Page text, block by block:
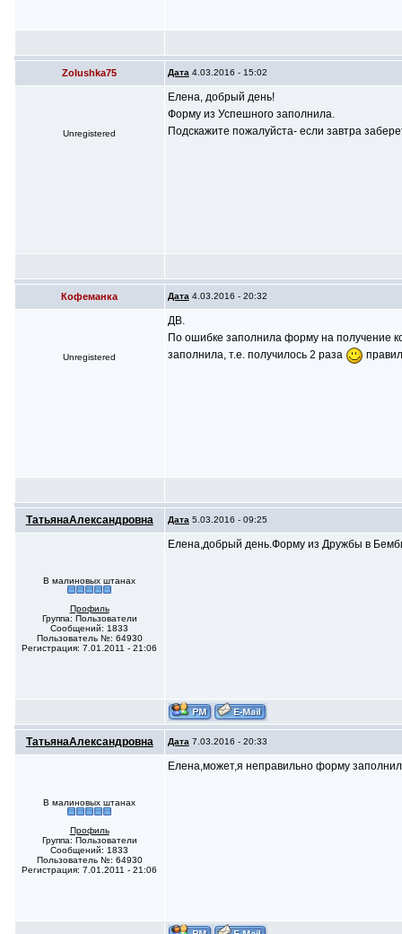
Zolushka75 Дата 4.03.2016 - 15:02
Unregistered
Елена, добрый день!
Форму из Успешного заполнила.
Подскажите пожалуйста- если завтра
Кофеманка Дата 4.03.2016 - 20:32
Unregistered
ДВ.
По ошибке заполнила форму на получение
заполнила, т.е. получилось 2 раза
ТатьянаАлександровна Дата 5.03.2016 - 09:25
В малиновых штанах
Профиль
Группа: Пользователи
Сообщений: 1833
Пользователь №: 64930
Регистрация: 7.01.2011 - 21:06
Елена,добрый день.Форму из Дружбы в
ТатьянаАлександровна Дата 7.03.2016 - 20:33
В малиновых штанах
Профиль
Группа: Пользователи
Сообщений: 1833
Пользователь №: 64930
Регистрация: 7.01.2011 - 21:06
Елена,может,я неправильно форму